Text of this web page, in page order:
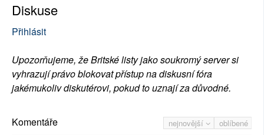
Diskuse
Přihlásit
Upozorňujeme, že Britské listy jako soukromý server si
vyhrazují právo blokovat přístup na diskusní fóra
jakémukoliv diskutérovi, pokud to uznají za důvodné.
nejnovější oblíbené
Komentáře